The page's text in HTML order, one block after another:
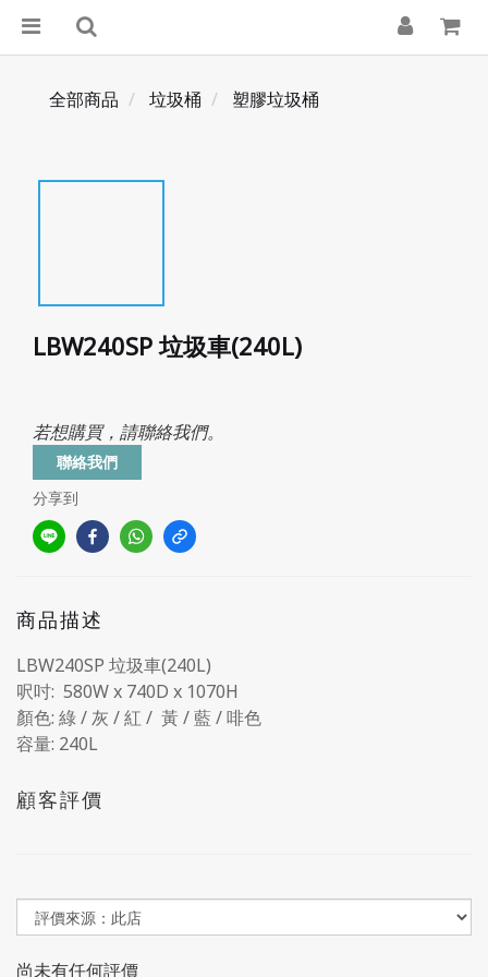
全部商品 垃圾桶 塑膠垃圾桶
LBW240SP 垃圾車(240L)
若想購買，請聯絡我們。
聯絡我們
分享到
商品描述
LBW240SP 垃圾車(240L)
呎吋: 580W x 740D x 1070H
顏色: 綠 / 灰 / 紅 / 黃 / 藍 / 啡色
容量: 240L
顧客評價
尚未有任何評價